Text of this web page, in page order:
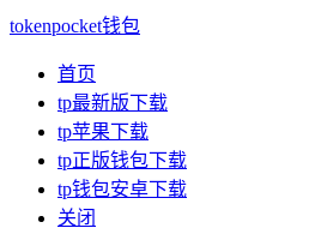
tokenpocket钱包
首页
tp最新版下载
tp苹果下载
tp正版钱包下载
tp钱包安卓下载
关闭